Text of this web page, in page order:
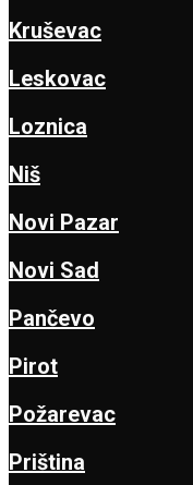
Kruševac
Leskovac
Loznica
Niš
Novi Pazar
Novi Sad
Pančevo
Pirot
Požarevac
Priština